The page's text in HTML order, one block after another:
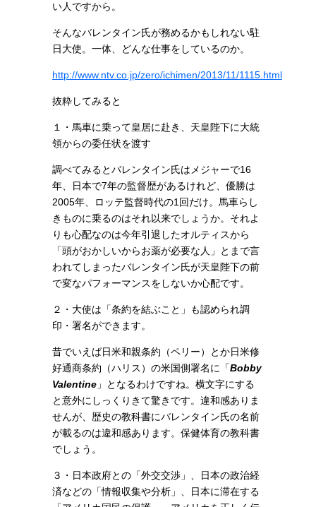
い人ですから。
そんなバレンタイン氏が務めるかもしれない駐
日大使。一体、どんな仕事をしているのか。
http://www.ntv.co.jp/zero/ichimen/2013/11/1115.html
抜粋してみると
１・馬車に乗って皇居に赴き、天皇陛下に大統
領からの委任状を渡す
調べてみるとバレンタイン氏はメジャーで16
年、日本で7年の監督歴があるけれど、優勝は
2005年、ロッテ監督時代の1回だけ。馬車らし
きものに乗るのはそれ以来でしょうか。それよ
りも心配なのは今年引退したオルティスから
「頭がおかしいからお薬が必要な人」とまで言
われてしまったバレンタイン氏が天皇陛下の前
で変なパフォーマンスをしないか心配です。
２・ 大使は 「条約を結ぶこと」も認められ調
印・署名ができます。
昔でいえば日米和親条約（ペリー）とか日米修
好通商条約（ハリス）の米国側署名に「Bobby
Valentine 」となるわけですね。横文字にする
と意外にしっくりきて驚きです。違和感ありま
せんが、歴史の教科書にバレンタイン氏の名前
が載るのは違和感あります。保健体育の教科書
でしょう。
３・ 日本政府との「外交交渉」、
日本の政治経
済などの「情報収集や分析」、
日本に滞在する